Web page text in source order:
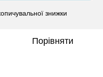
знижки
Порівняти